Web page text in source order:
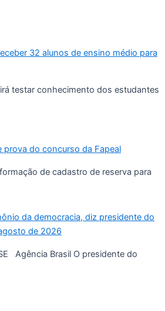
32 alunos de ensino médio para
irá testar conhecimento dos estudantes
prova do concurso da Fapeal
de cadastro de reserva para
da democracia, diz presidente do
de 2026
Agência Brasil O presidente do